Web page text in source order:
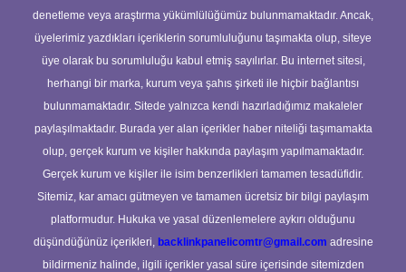
denetleme veya araştırma yükümlülüğümüz bulunmamaktadır. Ancak,
üyelerimiz yazdıkları içeriklerin sorumluluğunu taşımakta olup, siteye
üye olarak bu sorumluluğu kabul etmiş sayılırlar. Bu internet sitesi,
herhangi bir marka, kurum veya şahıs şirketi ile hiçbir bağlantısı
bulunmamaktadır. Sitede yalnızca kendi hazırladığımız makaleler
paylaşılmaktadır. Burada yer alan içerikler haber niteliği taşımamakta
olup, gerçek kurum ve kişiler hakkında paylaşım yapılmamaktadır.
Gerçek kurum ve kişiler ile isim benzerlikleri tamamen tesadüfidir.
Sitemiz, kar amacı gütmeyen ve tamamen ücretsiz bir bilgi paylaşım
platformudur. Hukuka ve yasal düzenlemelere aykırı olduğunu
düşündüğünüz içerikleri, backlinkpanelicomtr@gmail.com adresine
bildirmeniz halinde, ilgili içerikler yasal süre içerisinde sitemizden